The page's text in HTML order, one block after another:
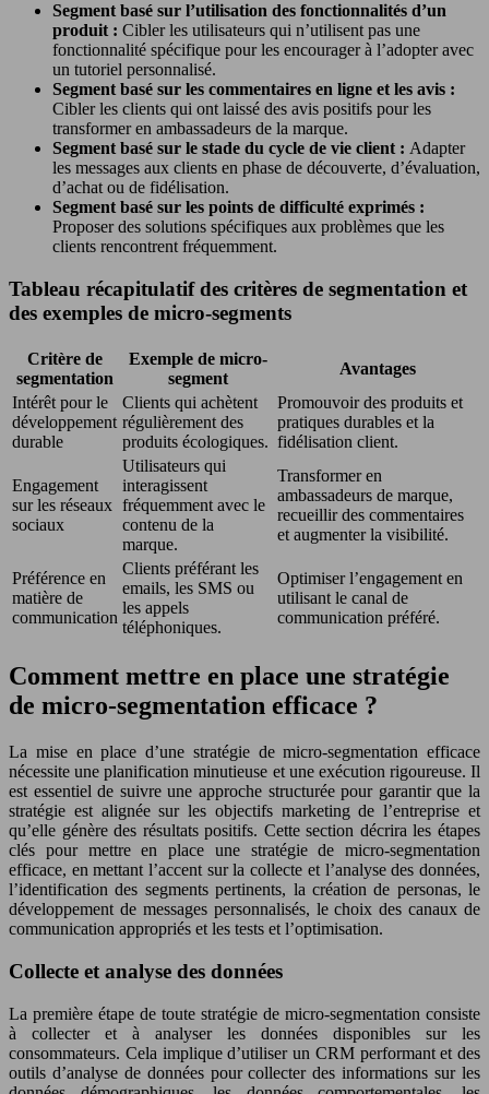
Segment basé sur l’utilisation des fonctionnalités d’un
produit : Cibler les utilisateurs qui n’utilisent pas une
fonctionnalité spécifique pour les encourager à l’adopter avec
un tutoriel personnalisé.
Segment basé sur les commentaires en ligne et les avis :
Cibler les clients qui ont laissé des avis positifs pour les
transformer en ambassadeurs de la marque.
Segment basé sur le stade du cycle de vie client : Adapter
les messages aux clients en phase de découverte, d’évaluation,
d’achat ou de fidélisation.
Segment basé sur les points de difficulté exprimés :
Proposer des solutions spécifiques aux problèmes que les
clients rencontrent fréquemment.
Tableau récapitulatif des critères de segmentation et
des exemples de micro-segments
Critère de
segmentation
Exemple de micro-
segment
Avantages
Intérêt pour le
développement
durable
Clients qui achètent
régulièrement des
produits écologiques.
Promouvoir des produits et
pratiques durables et la
fidélisation client.
Engagement
sur les réseaux
sociaux
Utilisateurs qui
interagissent
fréquemment avec le
contenu de la
marque.
Transformer en
ambassadeurs de marque,
recueillir des commentaires
et augmenter la visibilité.
Préférence en
matière de
communication
Clients préférant les
emails, les SMS ou
les appels
téléphoniques.
Optimiser l’engagement en
utilisant le canal de
communication préféré.
Comment mettre en place une stratégie
de micro-segmentation efficace ?
La mise en place d’une stratégie de micro-segmentation efficace
nécessite une planification minutieuse et une exécution rigoureuse. Il
est essentiel de suivre une approche structurée pour garantir que la
stratégie est alignée sur les objectifs marketing de l’entreprise et
qu’elle génère des résultats positifs. Cette section décrira les étapes
clés pour mettre en place une stratégie de micro-segmentation
efficace, en mettant l’accent sur la collecte et l’analyse des données,
l’identification des segments pertinents, la création de personas, le
développement de messages personnalisés, le choix des canaux de
communication appropriés et les tests et l’optimisation.
Collecte et analyse des données
La première étape de toute stratégie de micro-segmentation consiste
à collecter et à analyser les données disponibles sur les
consommateurs. Cela implique d’utiliser un CRM performant et des
outils d’analyse de données pour collecter des informations sur les